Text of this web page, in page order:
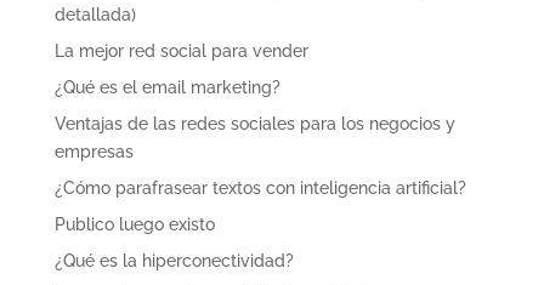
detallada)
La mejor red social para vender
¿Qué es el email marketing?
Ventajas de las redes sociales para los negocios y
empresas
¿Cómo parafrasear textos con inteligencia artificial?
Publico luego existo
¿Qué es la hiperconectividad?